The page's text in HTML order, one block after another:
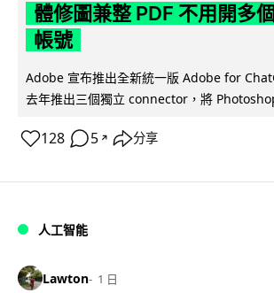
體修圖兼整 PDF 不用開多
帳號
Adobe 宣布推出全新統一版 Adobe for
去年推出三個獨立 connector，將
128 5 ↗ 分享
人工智能
Lawton 1 日